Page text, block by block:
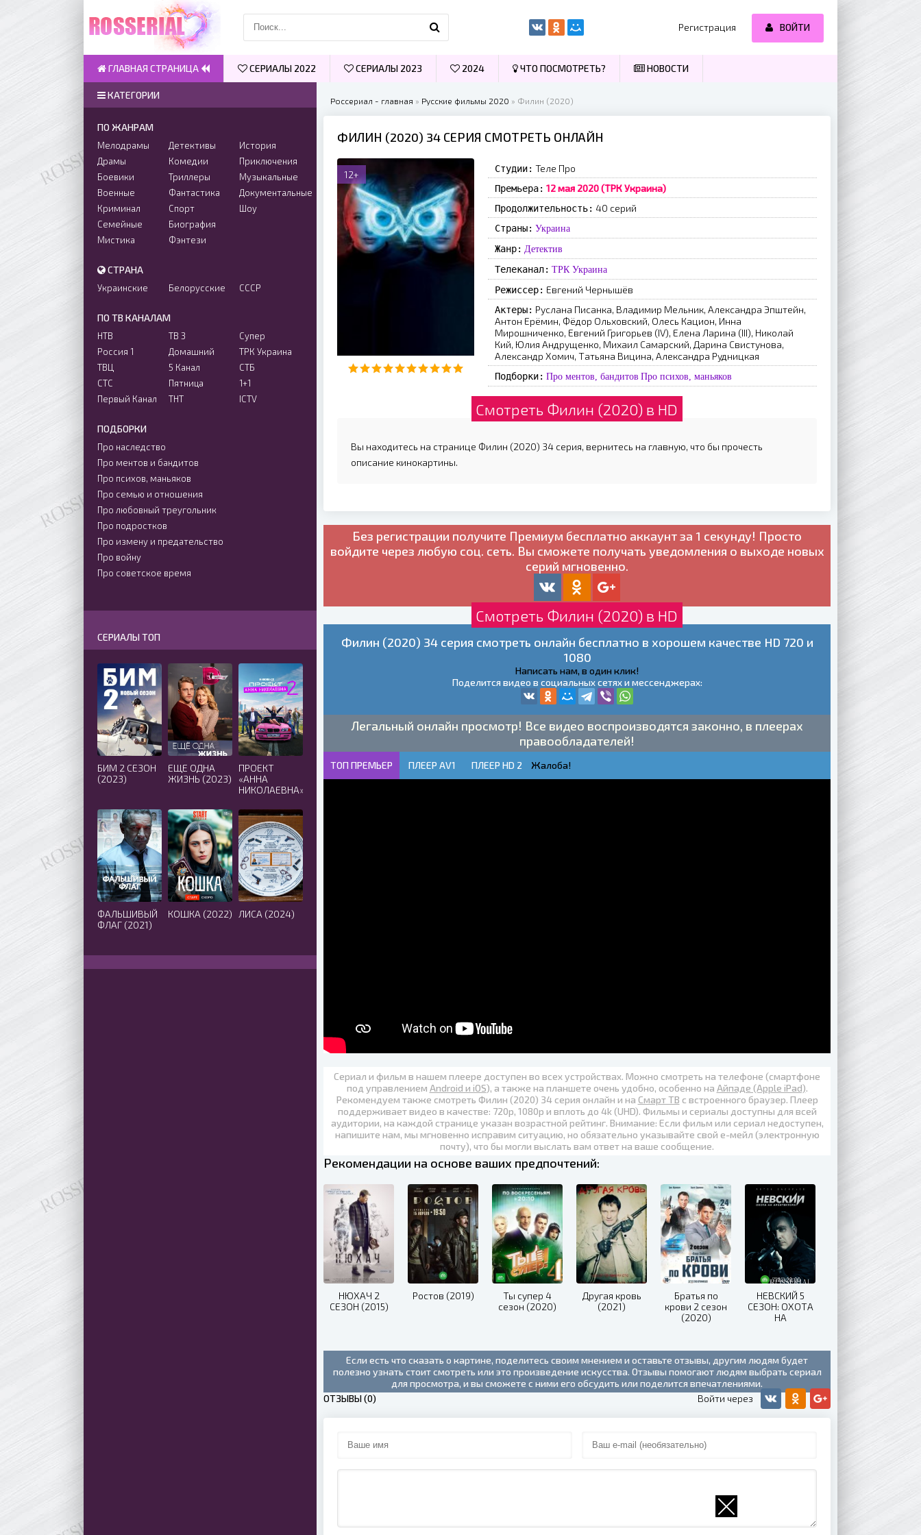
Россериал - главная » Русские фильмы 2020 » Филин (2020)
ФИЛИН (2020) 34 СЕРИЯ СМОТРЕТЬ ОНЛАЙН
12+ Студии: Теле Про
Премьера: 12 мая 2020 (ТРК Украина)
Продолжительность: 40 серий
Страны: Украина
Жанр: Детектив
Телеканал: ТРК Украина
Режиссер: Евгений Чернышёв
Актеры: Руслана Писанка, Владимир Мельник, Александра Эпштейн,
Антон Ерёмин, Фёдор Ольховский, Олесь Кацион, Инна
Мирошниченко, Евгений Григорьев (IV), Елена Ларина (III), Николай
Кий, Юлия Андрущенко, Михаил Самарский, Дарина Свистунова,
Александр Хомич, Татьяна Вицина, Александра Рудницкая
Подборки: Про ментов, бандитов Про психов, маньяков
Смотреть Филин (2020) в HD
Вы находитесь на странице Филин (2020) 34 серия, вернитесь на главную, что бы прочесть
описание кинокартины.
Без регистрации получите Премиум бесплатно аккаунт за 1 секунду! Просто
войдите через любую соц. сеть. Вы сможете получать уведомления о выходе новых
серий мгновенно.
Смотреть Филин (2020) в HD
Филин (2020) 34 серия смотреть онлайн бесплатно в хорошем качестве HD 720 и
1080
Написать нам, в один клик!
Поделится видео в социальных сетях и мессенджерах:
Легальный онлайн просмотр! Все видео воспроизводятся законно, в плеерах
правообладателей!
ТОП ПРЕМЬЕР ПЛЕЕР AV1 ПЛЕЕР HD 2 Жалоба!
Сериал и фильм в нашем плеере доступен во всех устройствах. Можно смотреть на телефоне (смартфоне
под управлением Android и iOS), а также на планшете очень удобно, особенно на Айпаде (Apple iPad).
Рекомендуем также смотреть Филин (2020) 34 серия онлайн и на Смарт ТВ с встроенного браузер. Плеер
поддерживает видео в качестве: 720p, 1080p и вплоть до 4k (UHD). Фильмы и сериалы доступны для всей
аудитории, на каждой странице указан возрастной рейтинг. Внимание: Если фильм или сериал недоступен,
напишите нам, мы мгновенно исправим ситуацию, но обязательно указывайте свой е-мейл (электронную
почту), что бы могли выслать вам ответ на ваше сообщение.
Рекомендации на основе ваших предпочтений:
НЮХАЧ 2
СЕЗОН (2015)
Ростов (2019)
Ты супер 4
сезон (2020)
Другая кровь
(2021)
Братья по
крови 2 сезон
(2020)
НЕВСКИЙ 5
СЕЗОН: ОХОТА
НА
Если есть что сказать о картине, поделитесь своим мнением и оставьте отзывы, другим людям будет
полезно узнать стоит смотреть или это произведение искусства. Отзывы помогают людям выбрать сериал
для просмотра, и вы сможете с ними его обсудить или поделится впечатлениями.
ОТЗЫВЫ (0)
КАТЕГОРИИ
ПО ЖАНРАМ
Мелодрамы
Драмы
Боевики
Военные
Криминал
Семейные
Мистика
Детективы
Комедии
Триллеры
Фантастика
Спорт
Биография
Фэнтези
История
Приключения
Музыкальные
Документальные
Шоу
СТРАНА
Украинские Белорусские СССР
ПО ТВ КАНАЛАМ
НТВ
Россия 1
ТВЦ
СТС
Первый Канал
ТВ 3
Домашний
5 Канал
Пятница
ТНТ
Супер
ТРК Украина
СТБ
1+1
ICTV
ПОДБОРКИ
Про наследство
Про ментов и бандитов
Про психов, маньяков
Про семью и отношения
Про любовный треугольник
Про подростков
Про измену и предательство
Про войну
Про советское время
СЕРИАЛЫ ТОП
БИМ 2 СЕЗОН
(2023)
ЕЩЕ ОДНА
ЖИЗНЬ (2023)
ПРОЕКТ
«АННА
НИКОЛАЕВНА»
(2021)
ФАЛЬШИВЫЙ
ФЛАГ (2021)
КОШКА (2022) ЛИСА (2024)
Регистрация ВОЙТИ
ГЛАВНАЯ СТРАНИЦА СЕРИАЛЫ 2022 СЕРИАЛЫ 2023 2024 ЧТО ПОСМОТРЕТЬ? НОВОСТИ